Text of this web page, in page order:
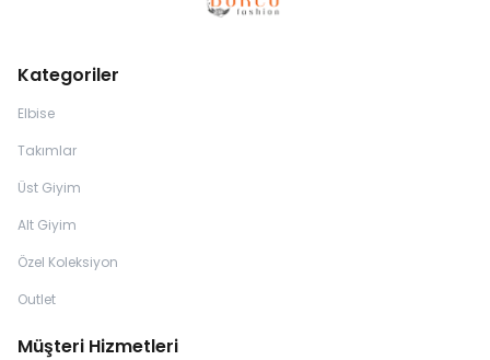
Kategoriler
Elbise
Takımlar
Üst Giyim
Alt Giyim
Özel Koleksiyon
Outlet
Müşteri Hizmetleri